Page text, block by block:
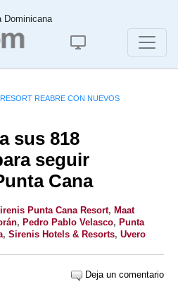
Dominicana
REABRE CON NUEVOS
sus 818
seguir
Cana
Punta Cana Resort, Maat
, Pedro Pablo Velasco, Punta
, Sirenis Hotels & Resorts, Uvero
Deja un comentario